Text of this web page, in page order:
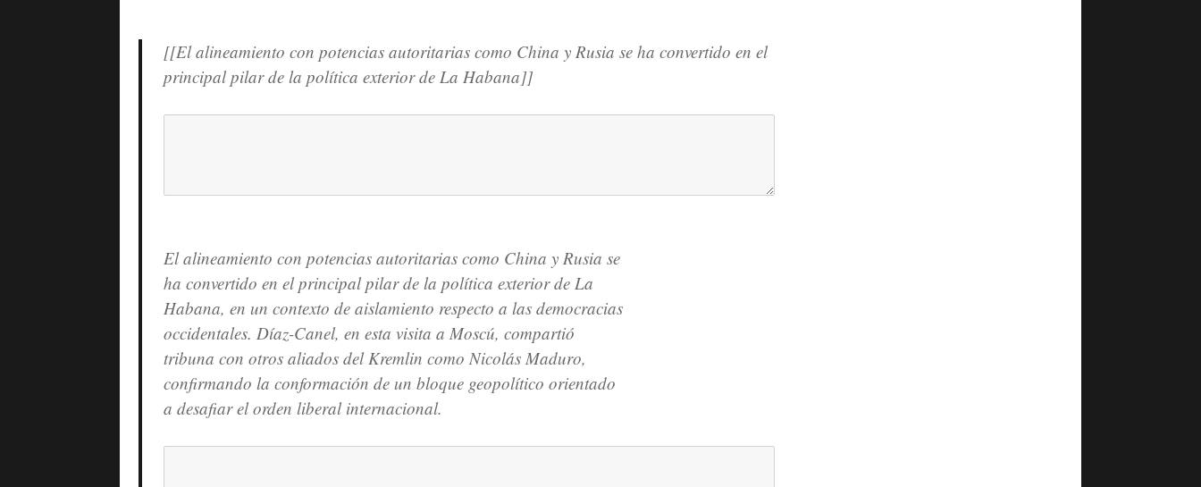
[[El alineamiento con potencias autoritarias como China y Rusia se ha convertido en el
principal pilar de la política exterior de La Habana]]
El alineamiento con potencias autoritarias como China y Rusia se
ha convertido en el principal pilar de la política exterior de La
Habana, en un contexto de aislamiento respecto a las democracias
occidentales. Díaz-Canel, en esta visita a Moscú, compartió
tribuna con otros aliados del Kremlin como Nicolás Maduro,
confirmando la conformación de un bloque geopolítico orientado
a desafiar el orden liberal internacional.